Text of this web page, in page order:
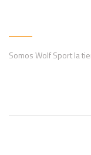
Somos Wolf Sport la